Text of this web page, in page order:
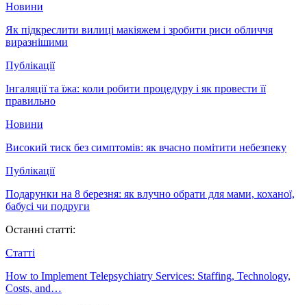
Новини
Як підкреслити вилиці макіяжем і зробити риси обличчя
виразнішими
Публікації
Інгаляції та їжа: коли робити процедуру і як провести її
правильно
Новини
Високий тиск без симптомів: як вчасно помітити небезпеку
Публікації
Подарунки на 8 березня: як влучно обрати для мами, коханої,
бабусі чи подруги
Останні статті:
Статті
How to Implement Telepsychiatry Services: Staffing, Technology,
Costs, and…